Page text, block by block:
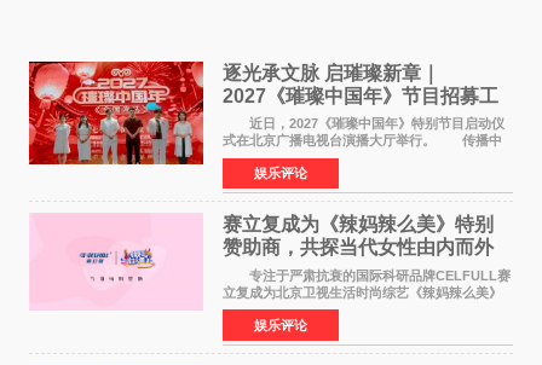
逐光承文脉 启璀璨新章｜
2027《璀璨中国年》节目招募工
作圆满启动
近日，2027《璀璨中国年》特别节目启动仪
式在北京广播电视台演播大厅举行。 传播中
华优秀传统文化，弘扬纯正国风艺术，打造高规
格、高质感、正能量的文艺盛典，是璀璨中国年
矢志不渝的初心
娱乐评论
赛立复成为《辣妈辣么美》特别
赞助商，共探当代女性由内而外
活力美
专注于严肃抗衰的国际科研品牌CELFULL赛
立复成为北京卫视生活时尚综艺《辣妈辣么美》
的特别赞助商,明星辣妈袁咏仪倾情参与，向广大
都市女性传递健康生活新主张，寄语当代女性在
家庭与自我之间
娱乐评论